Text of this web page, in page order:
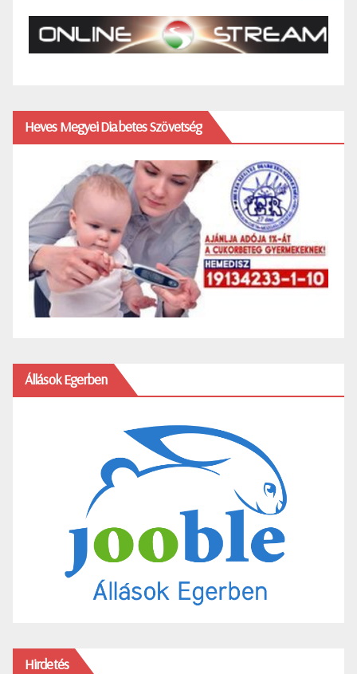
Heves Megyei Diabetes Szövetség
Állások Egerben
Hirdetés